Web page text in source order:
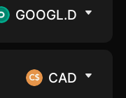
GOOGL.D
CAD